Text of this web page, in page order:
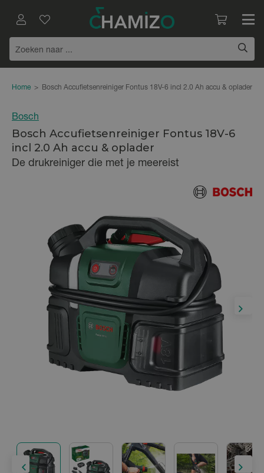
Home > Bosch Accufietsenreiniger Fontus 18V-6 incl 2.0 Ah accu & oplader
Bosch
Bosch Accufietsenreiniger Fontus 18V-6
incl 2.0 Ah accu & oplader
De drukreiniger die met je meereist